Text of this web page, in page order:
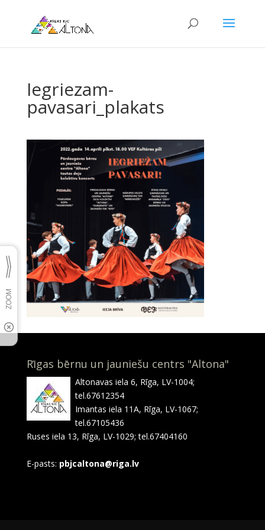
Iegriezam-
pavasari_plakats
Rīgas bērnu un jauniešu centrs "Altona"
Altonavas iela 6, Rīga, LV-1004;
tel.67612354
Imantas iela 11A, Rīga, LV-1067;
tel.67105436
Ruses iela 13, Rīga, LV-1029; tel.67404160
E-pasts: pbjcaltona@riga.lv